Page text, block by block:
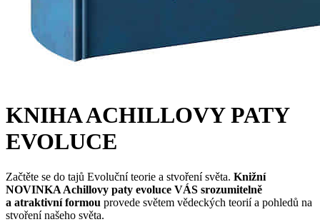
KNIHA ACHILLOVY PATY
EVOLUCE
Začtěte se do tajů Evoluční teorie a stvoření světa. Knižní
NOVINKA Achillovy paty evoluce VÁS srozumitelně
a atraktivní formou provede světem vědeckých teorií a pohledů na
stvoření našeho světa.